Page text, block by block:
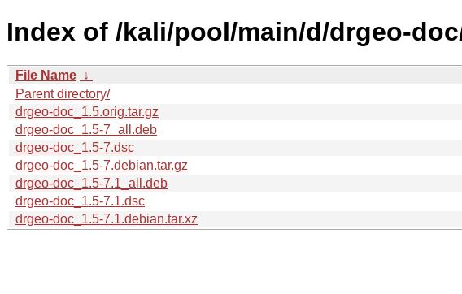
Index of /kali/pool/main/d/drgeo-
File Name ↓
Parent directory/
drgeo-doc_1.5.orig.tar.gz
drgeo-doc_1.5-7_all.deb
drgeo-doc_1.5-7.dsc
drgeo-doc_1.5-7.debian.tar.gz
drgeo-doc_1.5-7.1_all.deb
drgeo-doc_1.5-7.1.dsc
drgeo-doc_1.5-7.1.debian.tar.xz